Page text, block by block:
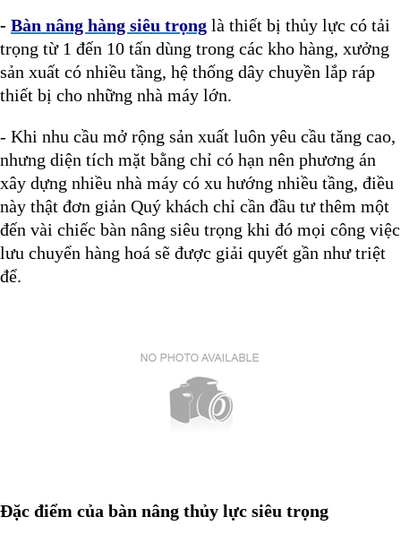
- Bàn nâng hàng siêu trọng là thiết bị thủy lực có tải
trọng từ 1 đến 10 tấn dùng trong các kho hàng, xưởng
sản xuất có nhiều tầng, hệ thống dây chuyền lắp ráp
thiết bị cho những nhà máy lớn.
- Khi nhu cầu mở rộng sản xuất luôn yêu cầu tăng cao,
nhưng diện tích mặt bằng chỉ có hạn nên phương án
xây dựng nhiều nhà máy có xu hướng nhiều tầng, điều
này thật đơn giản Quý khách chỉ cần đầu tư thêm một
đến vài chiếc bàn nâng siêu trọng khi đó mọi công việc
lưu chuyển hàng hoá sẽ được giải quyết gần như triệt
để.
Đặc điểm của bàn nâng thủy lực siêu trọng